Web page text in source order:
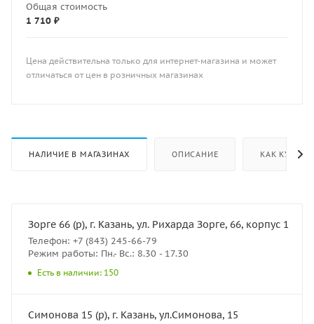
Общая стоимость
1 710 ₽
Цена действительна только для интернет-магазина и может
отличаться от цен в розничных магазинах
НАЛИЧИЕ В МАГАЗИНАХ ОПИСАНИЕ КАК КУПИТЬ
Зорге 66 (р), г. Казань, ул. Рихарда Зорге, 66, корпус 1
Телефон: +7 (843) 245-66-79
Режим работы: Пн.- Вс.: 8.30 - 17.30
Есть в наличии: 150
Симонова 15 (р), г. Казань, ул.Симонова, 15